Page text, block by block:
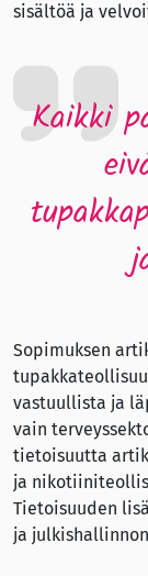
sisältöä ja
Kaikki
Sopimuksen
vastuullista ja
vain
tietoisuutta
ja
Tietoisuuden
ja